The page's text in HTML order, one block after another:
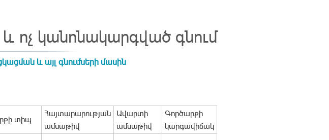
ոչ կանոնակարգված գնում
և այլ գնումների մասին
տիպ
Հայտարարության
ամսաթիվ
Ավարտի
ամսաթիվ
Գործարքի
կարգավիճակ